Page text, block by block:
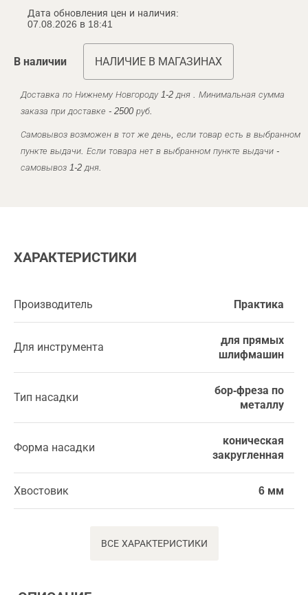
Дата обновления цен и наличия:
07.08.2026 в 18:41
В наличии НАЛИЧИЕ В МАГАЗИНАХ
Доставка по Нижнему Новгороду 1-2 дня . Минимальная сумма
заказа при доставке - 2500 руб.
Самовывоз возможен в тот же день, если товар есть в выбранном
пункте выдачи. Если товара нет в выбранном пункте выдачи -
самовывоз 1-2 дня.
ХАРАКТЕРИСТИКИ
Производитель Практика
Для инструмента
для прямых
шлифмашин
Тип насадки
бор-фреза по
металлу
Форма насадки
коническая
закругленная
Хвостовик 6 мм
ВСЕ ХАРАКТЕРИСТИКИ